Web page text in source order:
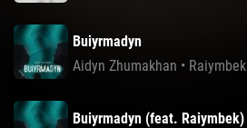
Buiyrmadyn
Aidyn Zhumakhan • Raiymbek
Buiyrmadyn (feat. Raiymbek)